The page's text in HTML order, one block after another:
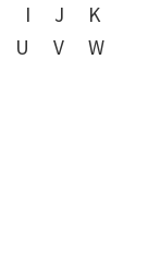
I J
K
U V
W